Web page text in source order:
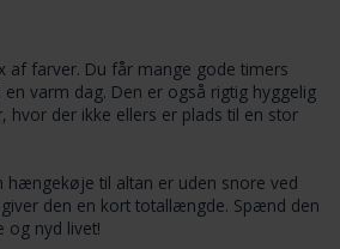
af farver. Du får mange gode timers
varm dag. Den er også rigtig hyggelig
hvor der ikke ellers er plads til en stor
hængekøje til altan er uden snore ved
den en kort totallængde. Spænd den
og nyd livet!